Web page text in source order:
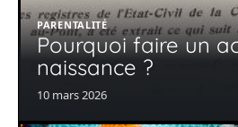
PARENTALITÉ
Pourquoi faire un
naissance ?
10 mars 2026